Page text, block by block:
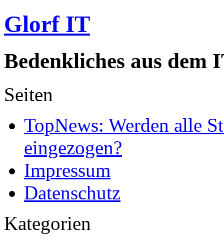
Glorf IT
Bedenkliches aus dem
Seiten
TopNews: Werden alle
eingezogen?
Impressum
Datenschutz
Kategorien